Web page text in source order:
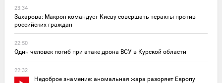
23:34
Захарова: Макрон командует Киеву совершать теракты против
российских граждан
22:50
Один человек погиб при атаке дрона ВСУ в Курской области
22:32
Недоброе знамение: аномальная жара разоряет Европу